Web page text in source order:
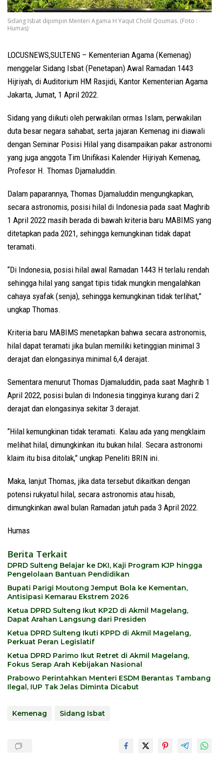
Sidang Isbat dipimpin Menteri Agama H Yaqut Cholil Qoumas. (Foto :
Humas)
LOCUSNEWS,SULTENG – Kementerian Agama (Kemenag)
menggelar Sidang Isbat (Penetapan) Awal Ramadan 1443
Hijriyah, di Auditorium HM Rasjidi, Kantor Kementerian Agama
Jakarta, Jumat, 1 April 2022.
Sidang yang diikuti oleh perwakilan ormas Islam, perwakilan
duta besar negara sahabat, serta jajaran Kemenag ini diawali
dengan Seminar Posisi Hilal yang disampaikan pakar astronomi
yang juga anggota Tim Unifikasi Kalender Hijriyah Kemenag,
Profesor H. Thomas Djamaluddin.
Dalam paparannya, Thomas Djamaluddin mengungkapkan,
secara astronomis, posisi hilal di Indonesia pada saat Maghrib
1 April 2022 masih berada di bawah kriteria baru MABIMS yang
ditetapkan pada 2021, sehingga kemungkinan tidak dapat
teramati.
“Di Indonesia, posisi hilal awal Ramadan 1443 H terlalu rendah
sehingga hilal yang sangat tipis tidak mungkin mengalahkan
cahaya syafak (senja), sehingga kemungkinan tidak terlihat,”
ungkap Thomas.
Kriteria baru MABIMS menetapkan bahwa secara astronomis,
hilal dapat teramati jika bulan memiliki ketinggian minimal 3
derajat dan elongasinya minimal 6,4 derajat.
Sementara menurut Thomas Djamaluddin, pada saat Maghrib 1
April 2022, posisi bulan di Indonesia tingginya kurang dari 2
derajat dan elongasinya sekitar 3 derajat.
“Hilal kemungkinan tidak teramati. Kalau ada yang mengklaim
melihat hilal, dimungkinkan itu bukan hilal. Secara astronomi
klaim itu bisa ditolak,” ungkap Peneliti BRIN ini.
Maka, lanjut Thomas, jika data tersebut dikaitkan dengan
potensi rukyatul hilal, secara astronomis atau hisab,
dimungkinkan awal bulan Ramadan jatuh pada 3 April 2022.
Humas
Berita Terkait
DPRD Sulteng Belajar ke DKI, Kaji Program KJP hingga
Pengelolaan Bantuan Pendidikan
Bupati Parigi Moutong Jemput Bola ke Kementan,
Antisipasi Kemarau Ekstrem 2026
Ketua DPRD Sulteng Ikut KP2D di Akmil Magelang,
Dapat Arahan Langsung dari Presiden
Ketua DPRD Sulteng Ikuti KPPD di Akmil Magelang,
Perkuat Peran Legislatif
Ketua DPRD Parimo Ikut Retret di Akmil Magelang,
Fokus Serap Arah Kebijakan Nasional
Prabowo Perintahkan Menteri ESDM Berantas Tambang
Ilegal, IUP Tak Jelas Diminta Dicabut
Kemenag Sidang Isbat